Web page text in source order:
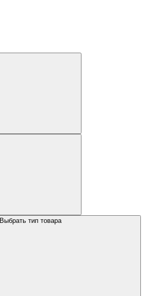
Выбрать тип товара